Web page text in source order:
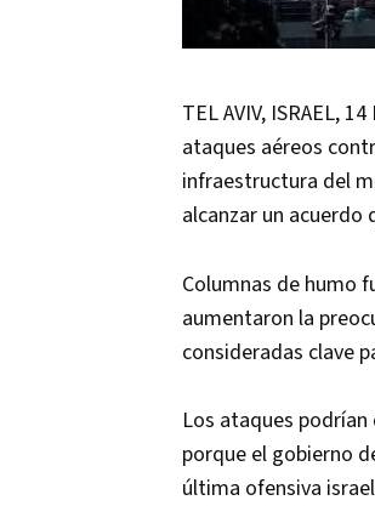
TEL AVIV, ISRAEL,
ataques aéreos
infraestructura del
alcanzar un acuerdo
Columnas de humo
aumentaron la
consideradas clave
Los ataques
porque el gobierno
última ofensiva